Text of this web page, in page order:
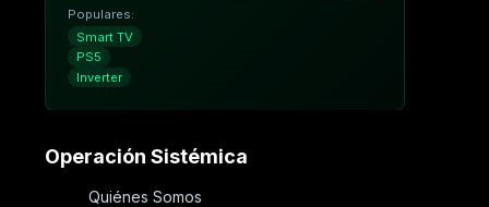
Populares:
Smart TV
PS5
Inverter
Operación Sistémica
Quiénes Somos